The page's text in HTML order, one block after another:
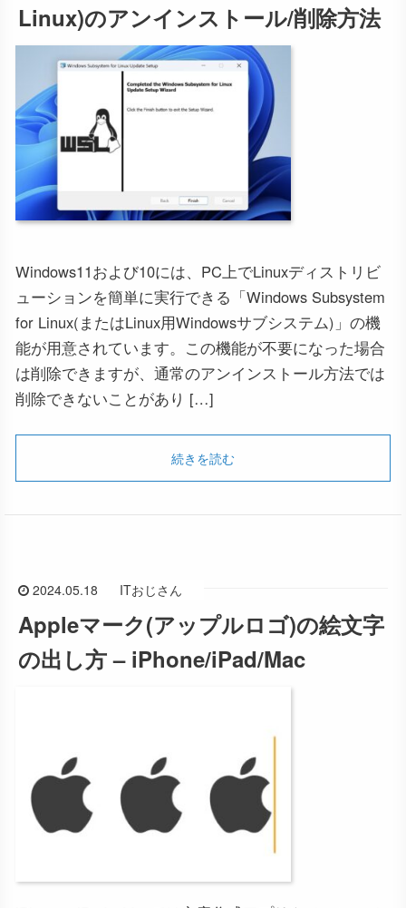
Linux)のアンインストール/削除方法
Windows11および10には、PC上でLinuxディストリビ
ューションを簡単に実行できる「Windows Subsystem
for Linux(またはLinux用Windowsサブシステム)」の機
能が用意されています。この機能が不要になった場合
は削除できますが、通常のアンインストール方法では
削除できないことがあり […]
続きを読む
2024.05.18 ITおじさん
Appleマーク(アップルロゴ)の絵文字
の出し方 – iPhone/iPad/Mac